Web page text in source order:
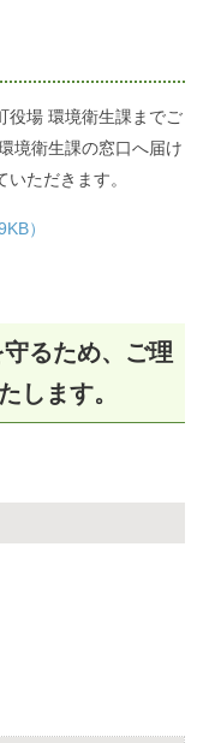
役場 環境衛生課までご
境衛生課の窓口へ届け
ただきます。
）
るため、ご理
します。